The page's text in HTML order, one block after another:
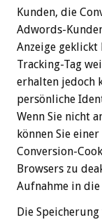
Kunden, die
Adwords-
Anzeige
Tracking-Tag
erhalten jedoch
persönliche
Wenn Sie nicht
können Sie
Conversion-
Browsers zu
Aufnahme in
Die